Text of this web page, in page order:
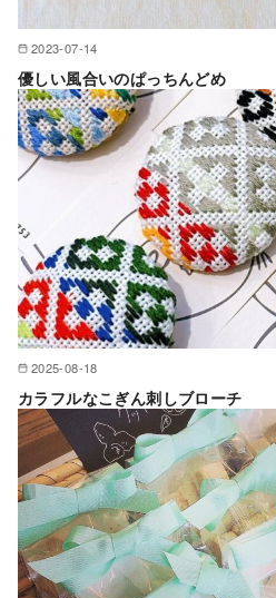
2023-07-14
優しい風合いのぱっちんどめ
2025-08-18
カラフルなこぎん刺しブローチ